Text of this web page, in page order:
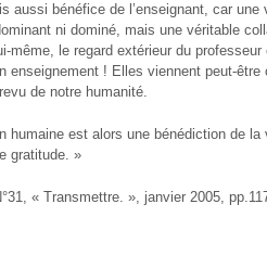
aussi bénéfice de l’enseignant, car une
ni dominé, mais une véritable
même, le regard extérieur du professeur
enseignement ! Elles viennent peut-
de notre humanité.
humaine est alors une bénédiction de
gratitude. »
« Transmettre. », janvier 2005,